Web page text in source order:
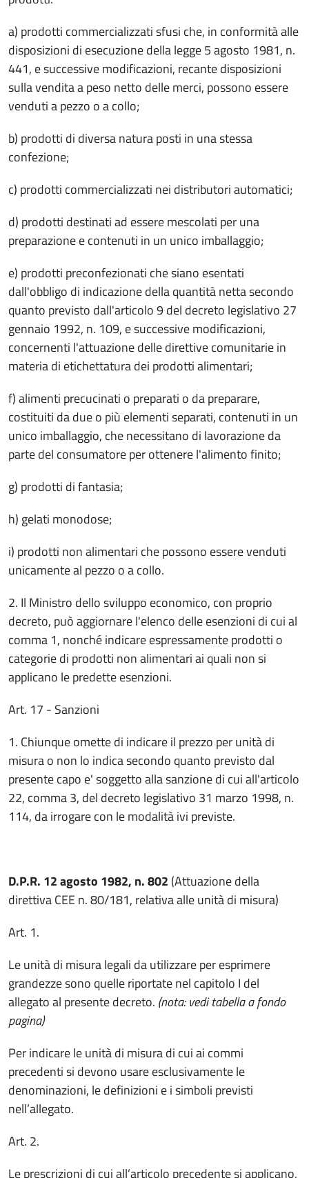
a) prodotti commercializzati sfusi che, in conformità alle
disposizioni di esecuzione della legge 5 agosto 1981, n.
441, e successive modificazioni, recante disposizioni
sulla vendita a peso netto delle merci, possono essere
venduti a pezzo o a collo;
b) prodotti di diversa natura posti in una stessa
confezione;
c) prodotti commercializzati nei distributori automatici;
d) prodotti destinati ad essere mescolati per una
preparazione e contenuti in un unico imballaggio;
e) prodotti preconfezionati che siano esentati
dall'obbligo di indicazione della quantità netta secondo
quanto previsto dall'articolo 9 del decreto legislativo 27
gennaio 1992, n. 109, e successive modificazioni,
concernenti l'attuazione delle direttive comunitarie in
materia di etichettatura dei prodotti alimentari;
f) alimenti precucinati o preparati o da preparare,
costituiti da due o più elementi separati, contenuti in un
unico imballaggio, che necessitano di lavorazione da
parte del consumatore per ottenere l'alimento finito;
g) prodotti di fantasia;
h) gelati monodose;
i) prodotti non alimentari che possono essere venduti
unicamente al pezzo o a collo.
2. Il Ministro dello sviluppo economico, con proprio
decreto, può aggiornare l'elenco delle esenzioni di cui al
comma 1, nonché indicare espressamente prodotti o
categorie di prodotti non alimentari ai quali non si
applicano le predette esenzioni.
Art. 17 - Sanzioni
1. Chiunque omette di indicare il prezzo per unità di
misura o non lo indica secondo quanto previsto dal
presente capo e' soggetto alla sanzione di cui all'articolo
22, comma 3, del decreto legislativo 31 marzo 1998, n.
114, da irrogare con le modalità ivi previste.
D.P.R. 12 agosto 1982, n. 802 (Attuazione della
direttiva CEE n. 80/181, relativa alle unità di misura)
Art. 1.
Le unità di misura legali da utilizzare per esprimere
grandezze sono quelle riportate nel capitolo I del
allegato al presente decreto. (nota: vedi tabella a fondo
pagina)
Per indicare le unità di misura di cui ai commi
precedenti si devono usare esclusivamente le
denominazioni, le definizioni e i simboli previsti
nell’allegato.
Art. 2.
Le prescrizioni di cui all’articolo precedente si applicano,